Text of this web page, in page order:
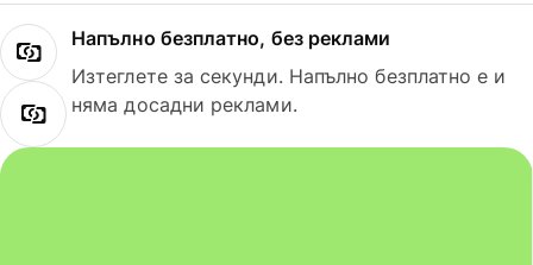
Напълно безплатно, без реклами
Изтеглете за секунди. Напълно безплатно е и
няма досадни реклами.